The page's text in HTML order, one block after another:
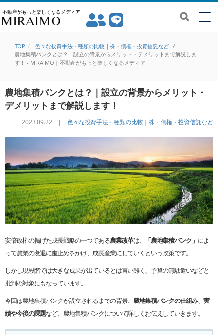
不動産がもっと楽しくなるメディア
TOP 色々な投資手法・種類の比較｜株・債権・投資信託など /
農地集積バンクとは？｜設立の背景からメリット・デメリットまで解説しま
す！ - MIRAIMO | 不動産がもっと楽しくなるメディア
農地集積バンクとは？｜設立の背景からメリット・
デメリットまで解説します！
2023.09.22 | 色々な投資手法・種類の比較｜株・債権・投資信託など
安倍政権の掲げた成長戦略の一つである農業改革は、 「農地集積バンク」 によ
って農業の衰退に歯止めをかけ、成長産業にしていくという政策です。
しかし現段階では大きな成果が出ているとは言い難く、予算の無駄遣いなどと
批判の対象にもなっています。
今回は農地集積バンクが設立されるまでの背景、 農地集積バンクの仕組み、 実
績や今後の課題など、農地集積バンクについて詳しくお伝えしていきます。